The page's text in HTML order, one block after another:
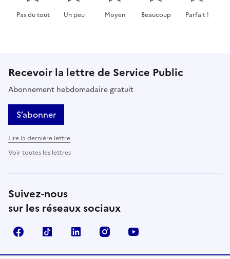
Pas du tout Un peu Moyen Beaucoup Parfait !
Recevoir la lettre de Service Public
Abonnement hebdomadaire gratuit
S’abonner
Lire la dernière lettre
Voir toutes les lettres
Suivez-nous
sur les réseaux sociaux
FacebookTikTok LinkedIn Instagram